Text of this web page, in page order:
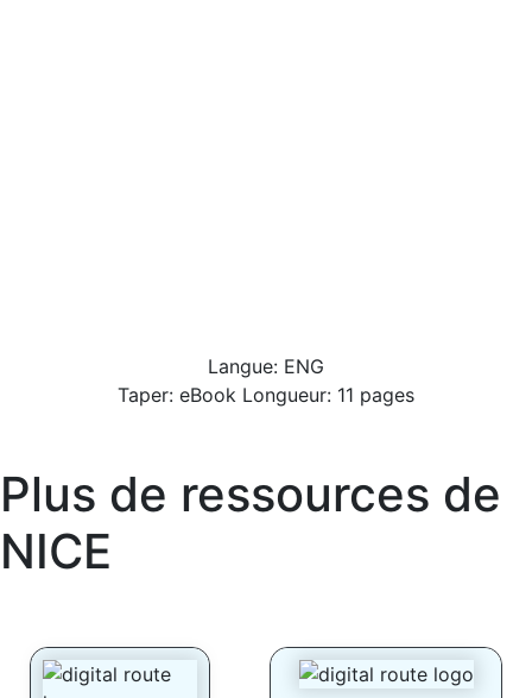
Langue: ENG
Taper: eBook Longueur: 11 pages
Plus de ressources de
NICE